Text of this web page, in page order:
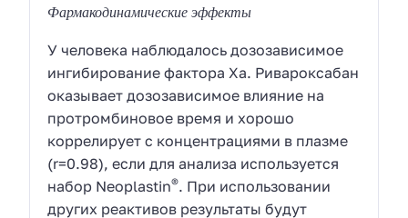
Фармакодинамические эффекты
У человека наблюдалось дозозависимое
ингибирование фактора Ха. Ривароксабан
оказывает дозозависимое влияние на
протромбиновое время и хорошо
коррелирует с концентрациями в плазме
(r=0.98), если для анализа используется
набор Neoplastin®. При использовании
других реактивов результаты будут